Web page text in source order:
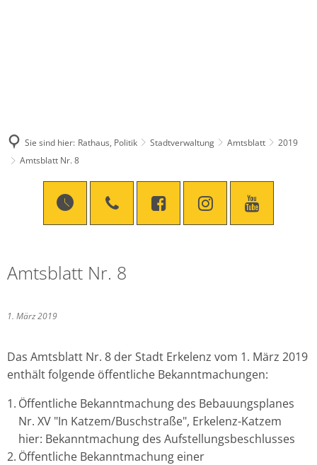
Sie sind hier: Rathaus, Politik Stadtverwaltung Amtsblatt
2019
Amtsblatt Nr. 8
Amtsblatt Nr. 8
1. März 2019
Das Amtsblatt Nr. 8 der Stadt Erkelenz vom 1. März 2019
enthält folgende öffentliche Bekanntmachungen:
Öffentliche Bekanntmachung des Bebauungsplanes
Nr. XV "In Katzem/Buschstraße", Erkelenz-Katzem
hier: Bekanntmachung des Aufstellungsbeschlusses
Öffentliche Bekanntmachung einer